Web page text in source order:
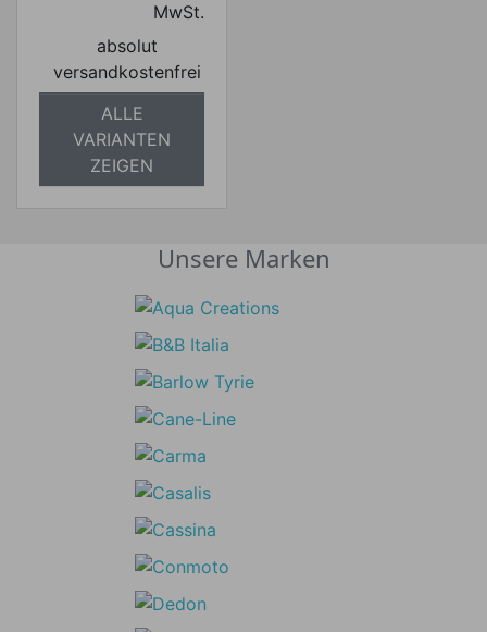
MwSt.
absolut
versandkostenfrei
ALLE
VARIANTEN
ZEIGEN
Unsere Marken